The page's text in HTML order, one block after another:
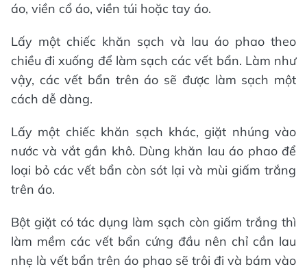
áo, viền cổ áo, viền túi hoặc tay áo.
Lấy một chiếc khăn sạch và lau áo phao theo
chiều đi xuống để làm sạch các vết bẩn. Làm như
vậy, các vết bẩn trên áo sẽ được làm sạch một
cách dễ dàng.
Lấy một chiếc khăn sạch khác, giặt nhúng vào
nước và vắt gần khô. Dùng khăn lau áo phao để
loại bỏ các vết bẩn còn sót lại và mùi giấm trắng
trên áo.
Bột giặt có tác dụng làm sạch còn giấm trắng thì
làm mềm các vết bẩn cứng đầu nên chỉ cần lau
nhẹ là vết bẩn trên áo phao sẽ trôi đi và bám vào